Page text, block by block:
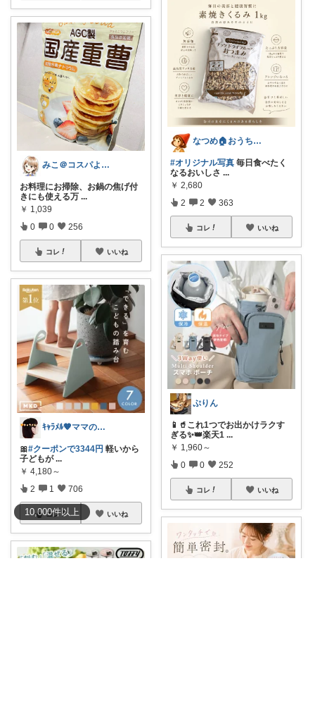
10,000件以上
みこ＠コスパよくラクする家事
お料理にお掃除、お鍋の焦げ付
きにも使える万 ...
￥ 1,039
0 0 256
コレ いいね
ｷｬﾗﾒﾙ🧡ママのかわいい×ラク育児✼
🎀#クーポンで3344円 軽いから
子どもが ...
￥ 4,180～
2 1 706
コレ いいね
なつめ🏠️おうち時間大好き
#オリジナル写真 毎日食べたく
なるおいしさ ...
￥ 2,680
2 2 363
コレ いいね
ぷりん
📱🥤これ1つでお出かけラクす
ぎる✨👑楽天1 ...
￥ 1,960～
0 0 252
コレ いいね